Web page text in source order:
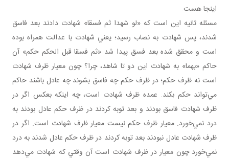
اينجا هست.
مسئله ثانيه اين است که «لو شهدا ثم فسقا» شهادت دادند بعد فاسق
شدند، پس شهادت به نصاب رسيد؛ يعني شهادت با عدالت همراه بوده
است و محقق شده بعد فسق پيدا شد «ثم فسقا قبل الحکم حکم» آن
حاکم «بهما» به شهادت اين دو تا شاهد، چرا؟ چون معيار ظرف شهادت
است نه ظرف حکم؛ در ظرف حکم چه فاسق بشوند چه عادل باشند حاکم
مي‌تواند حکم بکند. عمده ظرف شهادت است، چه اينکه بعکس اگر در
ظرف شهادت فاسق بودند و بعد توبه کردند در ظرف حکم عادل بودند به
درد نمي‌خورد. معيار ظرف حکم نيست معيار ظرف شهادت است. اگر در
ظرف شهادت عادل نبودند بعد توبه کردند در ظرف حکم عادل شدند به درد
نمي‌خورد چون معيار در ظرف شهادت است آن وقتي که شهادت مي‌دهد